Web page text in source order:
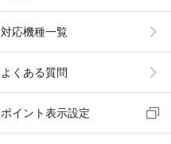
対応機種一覧
よくある質問
ポイント表示設定